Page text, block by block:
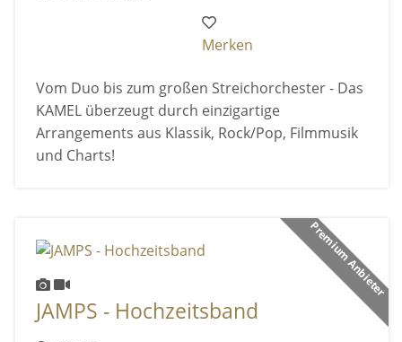
Merken
Vom Duo bis zum großen Streichorchester - Das
KAMEL überzeugt durch einzigartige
Arrangements aus Klassik, Rock/Pop, Filmmusik
und Charts!
Premium Anbieter
JAMPS - Hochzeitsband